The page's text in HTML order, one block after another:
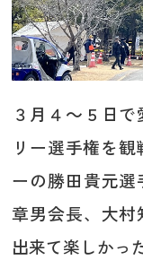
３月４～５日
リー選手権を
ーの勝田貴元
章男会長、大
出来て楽しかっ